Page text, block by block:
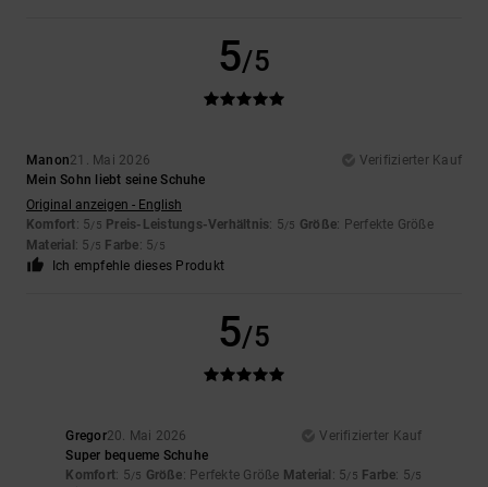
5/5
Manon21. Mai 2026
Verifizierter Kauf
Mein Sohn liebt seine Schuhe
Original anzeigen - English
Komfort: 5/5 Preis-Leistungs-Verhältnis: 5/5 Größe: Perfekte Größe
Material : 5 /5 Farbe: 5/5
Ich empfehle dieses Produkt
5/5
Gregor20. Mai 2026
Verifizierter Kauf
Super bequeme Schuhe
Komfort: 5/5 Größe: Perfekte Größe Material : 5/5 Farbe: 5/5